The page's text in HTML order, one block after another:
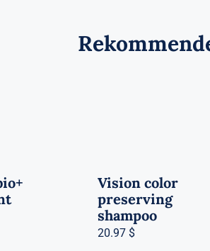
Vision color
preserving
shampoo
20.97 $